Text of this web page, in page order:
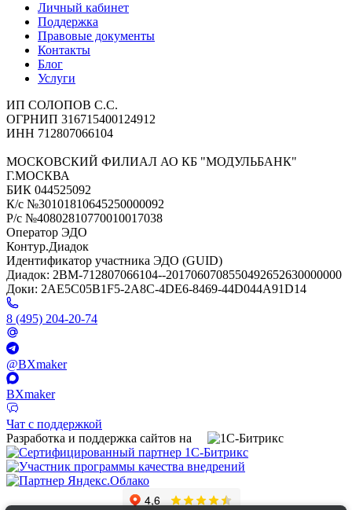
Личный кабинет
Поддержка
Правовые документы
Контакты
Блог
Услуги
ИП СОЛОПОВ С.С.
ОГРНИП 316715400124912
ИНН 712807066104
МОСКОВСКИЙ ФИЛИАЛ АО КБ "МОДУЛЬБАНК"
Г.МОСКВА
БИК 044525092
К/с №30101810645250000092
Р/с №40802810770010017038
Оператор ЭДО
Контур.Диадок
Идентификатор участника ЭДО (GUID)
Диадок: 2BM-712807066104--2017060708550492652630000000
Доки: 2AE5C05B1F5-2A8C-4DE6-8469-44D044A91D14
8 (495) 204-20-74
@BXmaker
BXmaker
Чат с поддержкой
Разработка и поддержка сайтов на